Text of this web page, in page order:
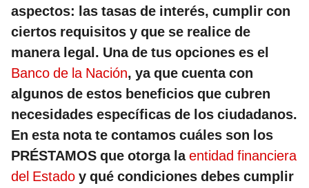
aspectos: las tasas de interés, cumplir con
ciertos requisitos y que se realice de
manera legal. Una de tus opciones es el
Banco de la Nación, ya que cuenta con
algunos de estos beneficios que cubren
necesidades específicas de los ciudadanos.
En esta nota te contamos cuáles son los
PRÉSTAMOS que otorga laentidad financiera
del Estado y qué condiciones debes cumplir